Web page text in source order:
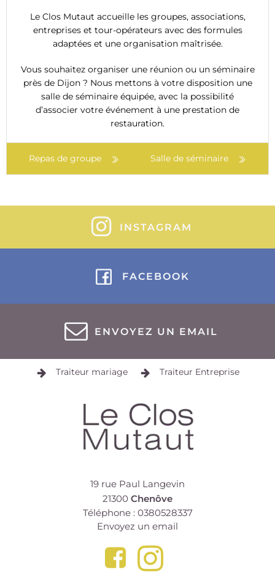
Le Clos Mutaut accueille les groupes, associations,
entreprises et tour-opérateurs avec des formules
adaptées et une organisation maîtrisée.
Vous souhaitez organiser une réunion ou un séminaire
près de Dijon ? Nous mettons à votre disposition une
salle de séminaire équipée, avec la possibilité
d’associer votre événement à une prestation de
restauration.
Repas de groupe Salle de séminaire
INSTAGRAM
FACEBOOK
ENVOYEZ UN EMAIL
19 rue Paul Langevin
21300 Chenôve
Téléphone : 0380528337
Envoyez un email
Traiteur mariage Traiteur Entreprise